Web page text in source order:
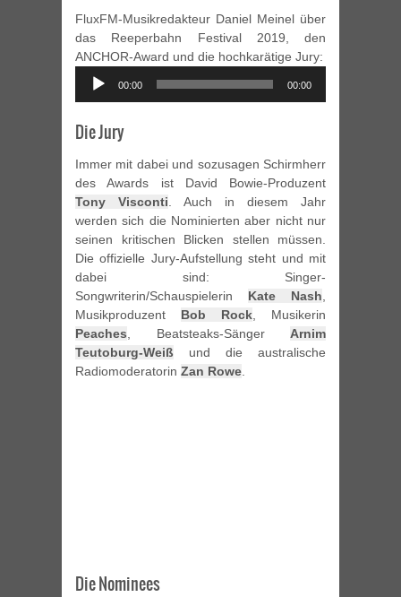
FluxFM-Musikredakteur Daniel Meinel über
das Reeperbahn Festival 2019, den
ANCHOR-Award und die hochkarätige Jury:
Audio
Player
00:00 00:00
Die Jury
Immer mit dabei und sozusagen Schirmherr
des Awards ist David Bowie-Produzent
Tony Visconti. Auch in diesem Jahr
werden sich die Nominierten aber nicht nur
seinen kritischen Blicken stellen müssen.
Die offizielle Jury-Aufstellung steht und mit
dabei sind: Singer-
Songwriterin/Schauspielerin Kate Nash,
Musikproduzent Bob Rock, Musikerin
Peaches, Beatsteaks-Sänger Arnim
Teutoburg-Weiß und die australische
Radiomoderatorin Zan Rowe.
Die Nominees